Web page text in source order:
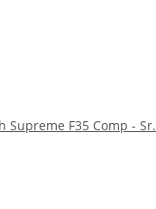
Supreme F35 Comp - Sr.